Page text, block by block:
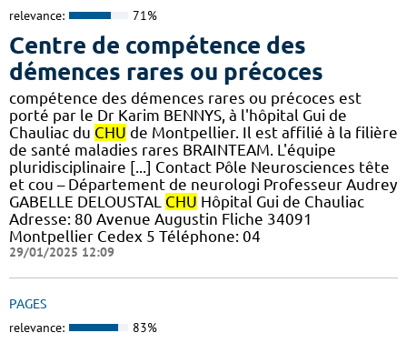
relevance: 71%
Centre de compétence des
démences rares ou précoces
compétence des démences rares ou précoces est
porté par le Dr Karim BENNYS, à l'hôpital Gui de
Chauliac du CHU de Montpellier. Il est affilié à la filière
de santé maladies rares BRAINTEAM. L'équipe
pluridisciplinaire [...] Contact Pôle Neurosciences tête
et cou – Département de neurologi Professeur Audrey
GABELLE DELOUSTAL CHU Hôpital Gui de Chauliac
Adresse: 80 Avenue Augustin Fliche 34091
Montpellier Cedex 5 Téléphone: 04
29/01/2025 12:09
PAGES
relevance: 83%